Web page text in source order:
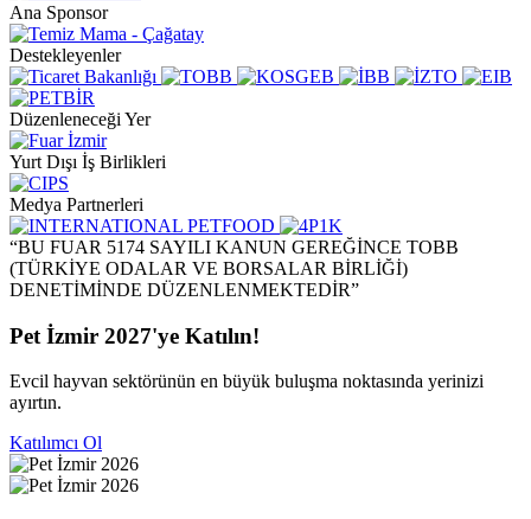
Ana Sponsor
Destekleyenler
Düzenleneceği Yer
Yurt Dışı İş Birlikleri
Medya Partnerleri
“BU FUAR 5174 SAYILI KANUN GEREĞİNCE TOBB
(TÜRKİYE ODALAR VE BORSALAR BİRLİĞİ)
DENETİMİNDE DÜZENLENMEKTEDİR”
Pet İzmir 2027'ye Katılın!
Evcil hayvan sektörünün en büyük buluşma noktasında yerinizi
ayırtın.
Katılımcı Ol